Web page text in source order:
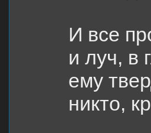
И все
и луч, в
ему
никто,